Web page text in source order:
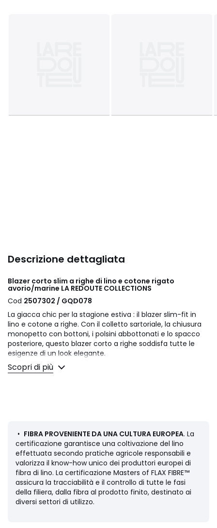
Descrizione dettagliata
Blazer corto slim a righe di lino e cotone rigato
avorio/marine LA REDOUTE COLLECTIONS
Cod 2507302 / GQD078
La giacca chic per la stagione estiva : il blazer slim-fit in
lino e cotone a righe. Con il colletto sartoriale, la chiusura
monopetto con bottoni, i polsini abbottonati e lo spacco
posteriore, questo blazer corto a righe soddisfa tutte le
esigenze di un look elegante.
Dettagli prodotto
• Abbottonatura semplice davanti
• 2 tasche anteriori a filetto con patta
• Polsini con bottoni
• Spacco al centro dietro al fondo
Composizione e Manutenzione
• Materiale principale: 53% lino, 47% cotone
• Fodera corpo: 100% cotone
Scopri di più
• FIBRA PROVENIENTE DA UNA CULTURA EUROPEA. La
certificazione garantisce una coltivazione del lino
effettuata secondo pratiche agricole responsabili e
valorizza il know-how unico dei produttori europei di
fibra di lino. La certificazione Masters of FLAX FIBRE™
assicura la tracciabilità e il controllo di tutte le fasi
della filiera, dalla fibra al prodotto finito, destinato ai
diversi settori di utilizzo.